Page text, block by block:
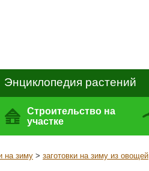
Энциклопедия растений
Строительство на
участке
на зиму > заготовки на зиму из овощей